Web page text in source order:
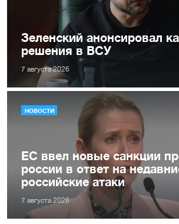
Зеленский анонсировал
решения в ВСУ
7 августа 2026
НОВОСТИ
ЕС ввел новые санкции
россии в ответ на
российские атаки
7 августа 2026